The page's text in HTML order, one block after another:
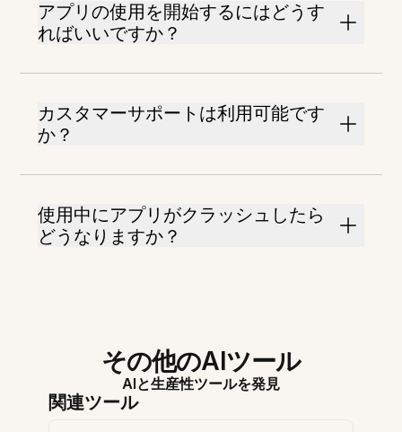
アプリの使用を開始するにはどうす
ればいいですか？
カスタマーサポートは利用可能です
か？
使用中にアプリがクラッシュしたら
どうなりますか？
その他のAIツール
AIと生産性ツールを発見
関連ツール